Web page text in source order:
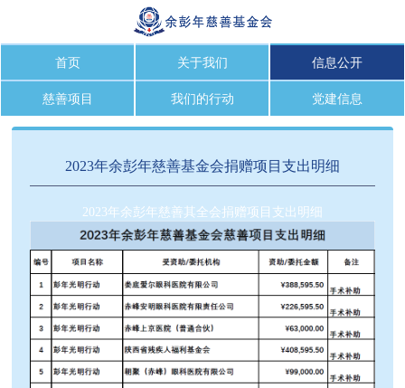
首页 关于我们 信息公开
慈善项目 我们的行动 党建信息
2023年余彭年慈善基金会捐赠项目支出明细
2023年余彭年慈善其全会捐赠项目支出明细